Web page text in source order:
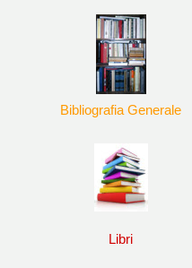
Bibliografia Generale
Libri